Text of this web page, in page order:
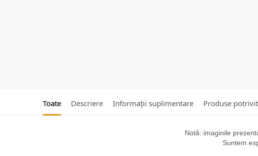
Toate Descriere Informații suplimentare Produse
Notă: imaginile
Suntem